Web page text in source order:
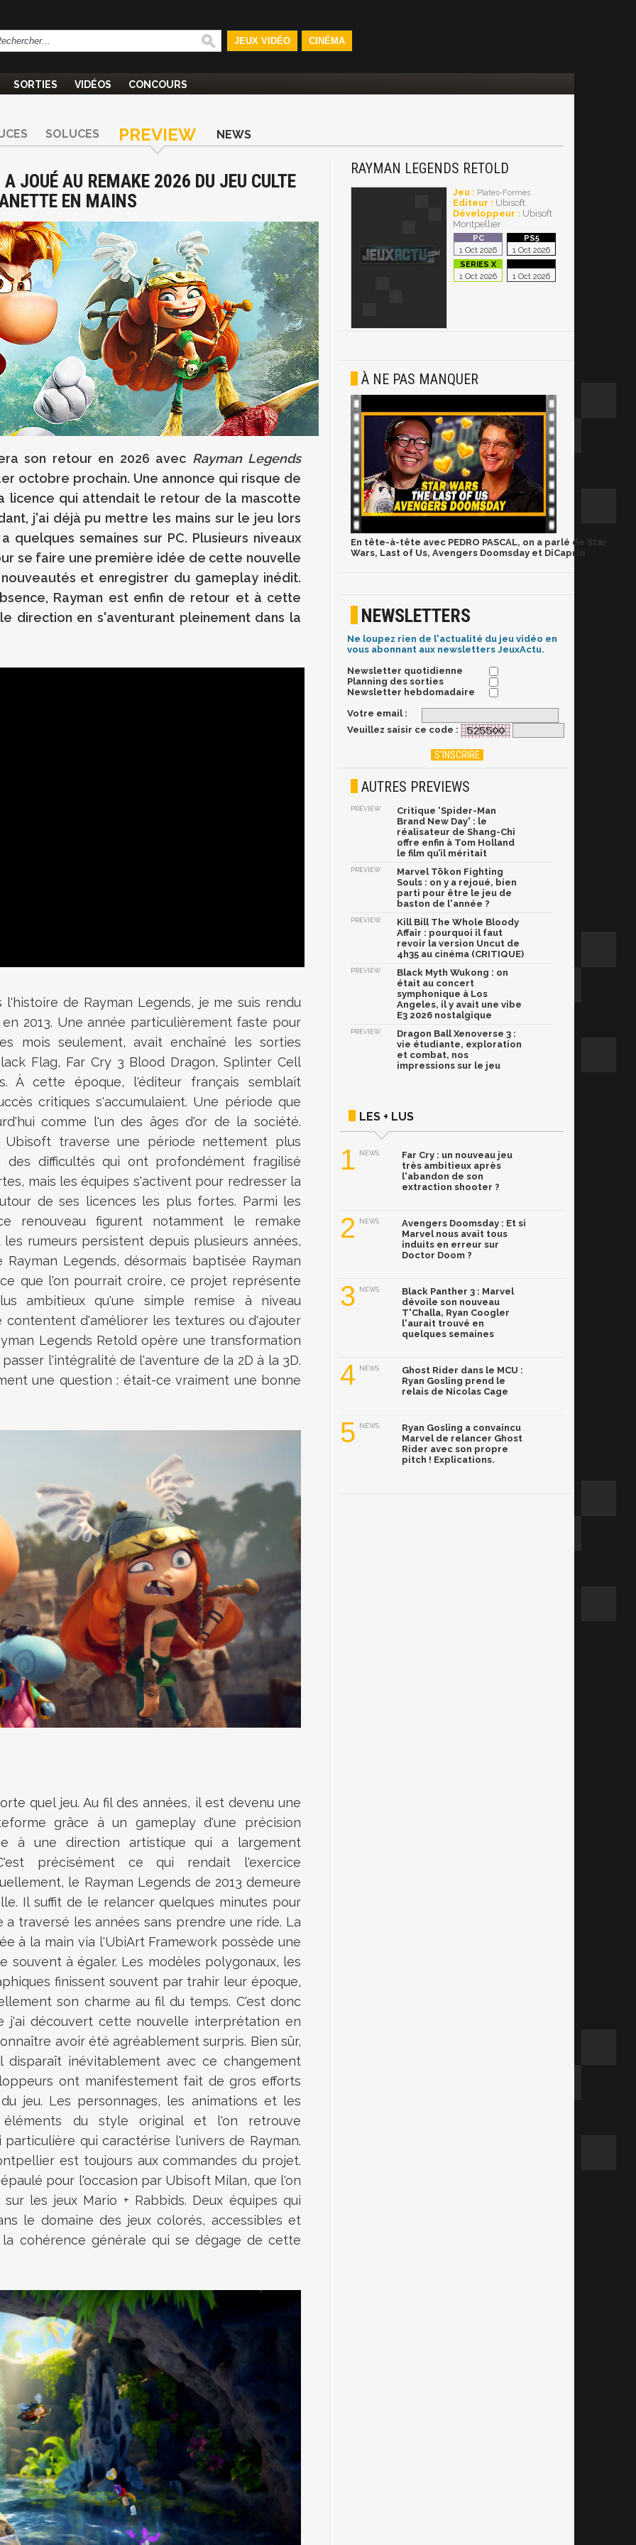
JEUX VIDÉO CINÉMA
SORTIES VIDÉOS CONCOURS
SOLUCES PREVIEW NEWS
JOUÉ AU REMAKE 2026 DU JEU CULTE
EN MAINS
son retour en 2026 avec Rayman Legends
octobre prochain. Une annonce qui risque de
licence qui attendait le retour de la mascotte
j'ai déjà pu mettre les mains sur le jeu lors
quelques semaines sur PC. Plusieurs niveaux
se faire une première idée de cette nouvelle
et enregistrer du gameplay inédit.
Rayman est enfin de retour et à cette
direction en s'aventurant pleinement dans la
de Rayman Legends, je me suis rendu
2013. Une année particulièrement faste pour
mois seulement, avait enchaîné les sorties
Flag, Far Cry 3 Blood Dragon, Splinter Cell
À cette époque, l'éditeur français semblait
critiques s'accumulaient. Une période que
comme l'un des âges d'or de la société.
traverse une période nettement plus
difficultés qui ont profondément fragilisé
mais les équipes s'activent pour redresser la
de ses licences les plus fortes. Parmi les
renouveau figurent notamment le remake
rumeurs persistent depuis plusieurs années,
Legends, désormais baptisée Rayman
que l'on pourrait croire, ce projet représente
ambitieux qu'une simple remise à niveau
contentent d'améliorer les textures ou d'ajouter
Legends Retold opère une transformation
l'intégralité de l'aventure de la 2D à la 3D.
une question : était-ce vraiment une bonne
quel jeu. Au fil des années, il est devenu une
grâce à un gameplay d'une précision
à une direction artistique qui a largement
précisément ce qui rendait l'exercice
le Rayman Legends de 2013 demeure
Il suffit de le relancer quelques minutes pour
traversé les années sans prendre une ride. La
à la main via l'UbiArt Framework possède une
souvent à égaler. Les modèles polygonaux, les
finissent souvent par trahir leur époque,
son charme au fil du temps. C'est donc
j'ai découvert cette nouvelle interprétation en
avoir été agréablement surpris. Bien sûr,
inévitablement avec ce changement
ont manifestement fait de gros efforts
jeu. Les personnages, les animations et les
du style original et l'on retrouve
qui caractérise l'univers de Rayman.
est toujours aux commandes du projet.
pour l'occasion par Ubisoft Milan, que l'on
les jeux Mario + Rabbids. Deux équipes qui
le domaine des jeux colorés, accessibles et
cohérence générale qui se dégage de cette
RAYMAN LEGENDS RETOLD
Jeu : Plates-Formes
Editeur : Ubisoft
Développeur : Ubisoft
Montpellier
1 Oct 2026 1 Oct 2026
1 Oct 2026 1 Oct 2026
À NE PAS MANQUER
En tête-à-tête avec PEDRO PASCAL, on a parlé de Star
Wars, Last of Us, Avengers Doomsday et DiCaprio
NEWSLETTERS
Ne loupez rien de l'actualité du jeu vidéo en
vous abonnant aux newsletters JeuxActu.
Newsletter quotidienne
Planning des sorties
Newsletter hebdomadaire
Votre email :
Veuillez saisir ce code :
AUTRES PREVIEWS
PREVIEW
Critique 'Spider-Man
Brand New Day' : le
réalisateur de Shang-Chi
offre enfin à Tom Holland
le film qu’il méritait
PREVIEW
Marvel Tōkon Fighting
Souls : on y a rejoué, bien
parti pour être le jeu de
baston de l'année ?
PREVIEW
Kill Bill The Whole Bloody
Affair : pourquoi il faut
revoir la version Uncut de
4h35 au cinéma (CRITIQUE)
PREVIEW
Black Myth Wukong : on
était au concert
symphonique à Los
Angeles, il y avait une vibe
E3 2026 nostalgique
PREVIEW
Dragon Ball Xenoverse 3 :
vie étudiante, exploration
et combat, nos
impressions sur le jeu
LES + LUS
1 NEWS
Far Cry : un nouveau jeu
très ambitieux après
l'abandon de son
extraction shooter ?
2 NEWS
Avengers Doomsday : Et si
Marvel nous avait tous
induits en erreur sur
Doctor Doom ?
3 NEWS
Black Panther 3 : Marvel
dévoile son nouveau
T'Challa, Ryan Coogler
l'aurait trouvé en
quelques semaines
4 NEWS
Ghost Rider dans le MCU :
Ryan Gosling prend le
relais de Nicolas Cage
5 NEWS
Ryan Gosling a convaincu
Marvel de relancer Ghost
Rider avec son propre
pitch ! Explications.